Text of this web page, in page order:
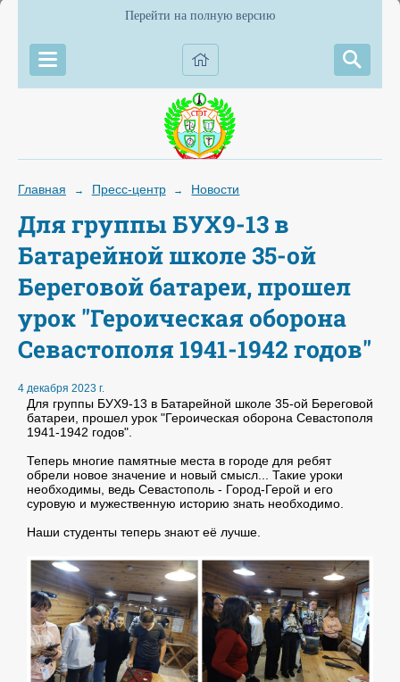
Перейти на полную версию
Главная → Пресс-центр → Новости
Для группы БУХ9-13 в
Батарейной школе 35-ой
Береговой батареи, прошел
урок "Героическая оборона
Севастополя 1941-1942 годов"
4 декабря 2023 г.
Для группы БУХ9-13 в Батарейной школе 35-ой Береговой
батареи, прошел урок "Героическая оборона Севастополя
1941-1942 годов".
Теперь многие памятные места в городе для ребят
обрели новое значение и новый смысл... Такие уроки
необходимы, ведь Севастополь - Город-Герой и его
суровую и мужественную историю знать необходимо.
Наши студенты теперь знают её лучше.